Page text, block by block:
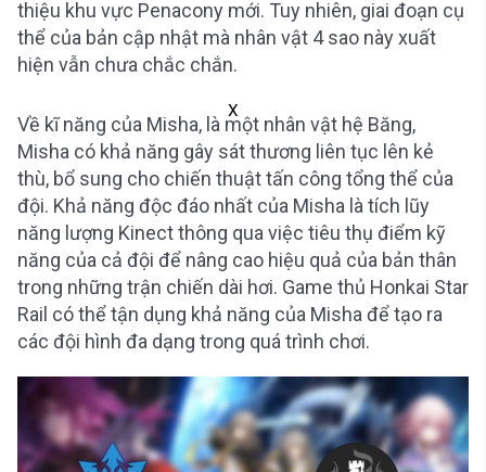
thiệu khu vực Penacony mới. Tuy nhiên, giai đoạn cụ
thể của bản cập nhật mà nhân vật 4 sao này xuất
hiện vẫn chưa chắc chắn.
X
Về kĩ năng của Misha, là một nhân vật hệ Băng,
Misha có khả năng gây sát thương liên tục lên kẻ
thù, bổ sung cho chiến thuật tấn công tổng thể của
đội. Khả năng độc đáo nhất của Misha là tích lũy
năng lượng Kinect thông qua việc tiêu thụ điểm kỹ
năng của cả đội để nâng cao hiệu quả của bản thân
trong những trận chiến dài hơi. Game thủ Honkai Star
Rail có thể tận dụng khả năng của Misha để tạo ra
các đội hình đa dạng trong quá trình chơi.